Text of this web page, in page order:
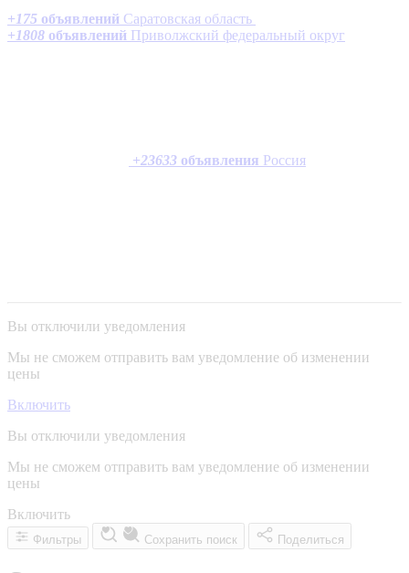
+175 объявлений Саратовская область
+1808 объявлений Приволжский федеральный округ
+23633 объявления Россия
Вы отключили уведомления
Мы не сможем отправить вам уведомление об изменении
цены
Включить
Вы отключили уведомления
Мы не сможем отправить вам уведомление об изменении
цены
Включить
Фильтры Сохранить поиск Поделиться